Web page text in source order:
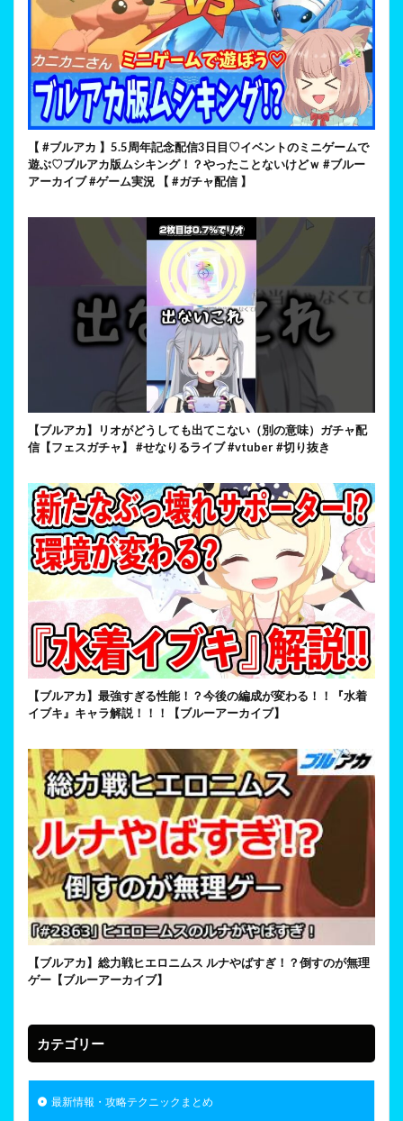
【 #ブルアカ 】5.5周年記念配信3日目♡イベントのミニゲームで
遊ぶ♡ブルアカ版ムシキング！？やったことないけどｗ #ブルー
アーカイブ #ゲーム実況 【 #ガチャ配信 】
【ブルアカ】リオがどうしても出てこない（別の意味）ガチャ配
信【フェスガチャ】 #せなりるライブ #vtuber #切り抜き
【ブルアカ】最強すぎる性能！？今後の編成が変わる！！『水着
イブキ』キャラ解説！！！【ブルーアーカイブ】
【ブルアカ】総力戦ヒエロニムス ルナやばすぎ！？倒すのが無理
ゲー【ブルーアーカイブ】
カテゴリー
最新情報・攻略テクニックまとめ